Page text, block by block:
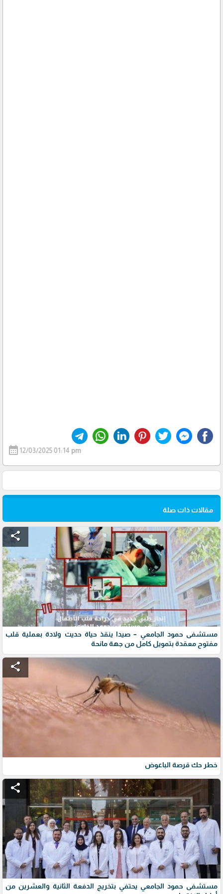
calendar_month 12/03/2025 01:14 pm
مقالات ذات صلة
share
مستشفى حمود الجامعي – صيدا ينقذ حياة حديث ولادة بعملية قلب
مفتوح معقدة بتمويل كامل من جهة مانحة
share
خطر حك قرصة الباعوض
share
مستشفى حمود الجامعي يحتفي بتخريج الدفعة الثانية والعشرين من